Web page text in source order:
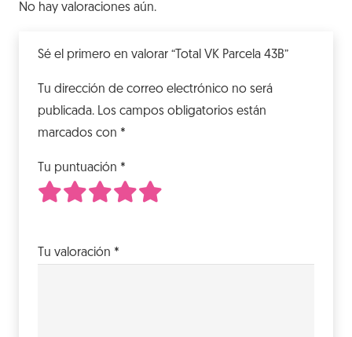
No hay valoraciones aún.
Sé el primero en valorar “Total VK Parcela 43B”
Tu dirección de correo electrónico no será
publicada. Los campos obligatorios están
marcados con *
Tu puntuación *
Tu valoración *